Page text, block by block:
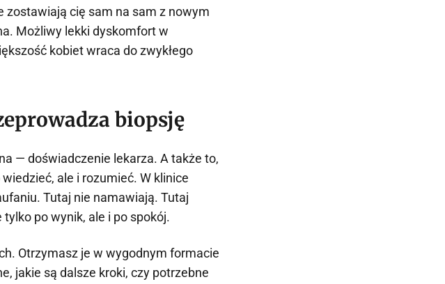
zostawiają cię sam na sam z nowym
Możliwy lekki dyskomfort w
kobiet wraca do zwykłego
biopsję
— doświadczenie lekarza. A także to,
ale i rozumieć. W klinice
Tutaj nie namawiają. Tutaj
po wynik, ale i po spokój.
Otrzymasz je w wygodnym formacie
jakie są dalsze kroki, czy potrzebne